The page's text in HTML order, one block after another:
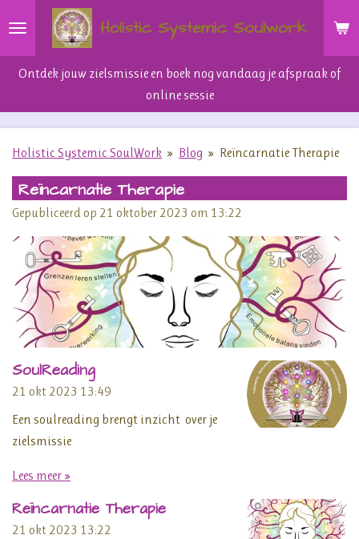
Holistic Systemic Soulwork
Ontdek jouw zielsmissie en boek nog vandaag je afspraak of
online sessie
Holistic Systemic SoulWork » Blog » Reïncarnatie Therapie
Reïncarnatie Therapie
Gepubliceerd op 21 oktober 2023 om 13:22
SoulReading
21 okt 2023 13:49
Een soulreading brengt inzicht over je
zielsmissie
Lees meer »
Reïncarnatie Therapie
21 okt 2023 13:22